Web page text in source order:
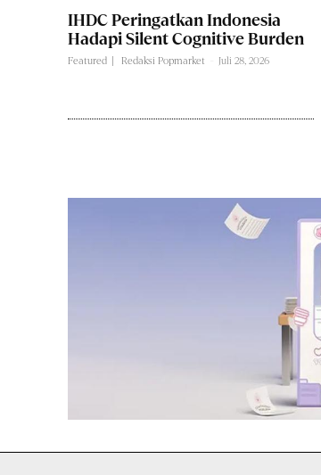
IHDC Peringatkan Indonesia
Hadapi Silent Cognitive Burden
Featured Redaksi Popmarket Juli 28, 2026